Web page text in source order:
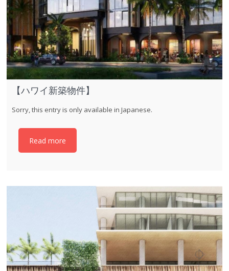
【ハワイ新築物件】
Sorry, this entry is only available in Japanese.
Read more